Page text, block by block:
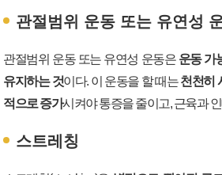
관절범위 운동 또는 유연성
관절범위 운동 또는 유연성 운동은 운동 가
유지하는 것이다. 이 운동을 할 때는천천히
적으로 증가시켜야 통증을 줄이고, 근육과
스트레칭